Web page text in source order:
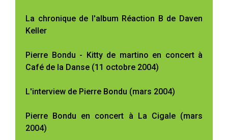
La chronique de l'album Réaction B de Daven
Keller
Pierre Bondu - Kitty de martino en concert à
Café de la Danse (11 octobre 2004)
L'interview de Pierre Bondu (mars 2004)
Pierre Bondu en concert à La Cigale (mars
2004)